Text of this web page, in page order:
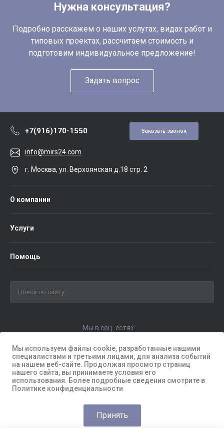
Мы используем файлы cookie, разработанные нашими
специалистами и третьими лицами, для анализа событий
на нашем веб-сайте. Продолжая просмотр страниц
нашего сайта, вы принимаете условия его
использования. Более подробные сведения смотрите в
Политике конфиденциальности
Принять
Нужна консультация?
Подробно расскажем о наших услугах, видах работ и
типовых проектах, рассчитаем стоимость и
подготовим индивидуальное предложение!
Задать вопрос
+7(916)170-1550 Заказать звонок
info@mirs24.com
г. Москва, ул. Верхоянская д.18 стр. 2
О компании
Услуги
Помощь
Мы в соц. сетях